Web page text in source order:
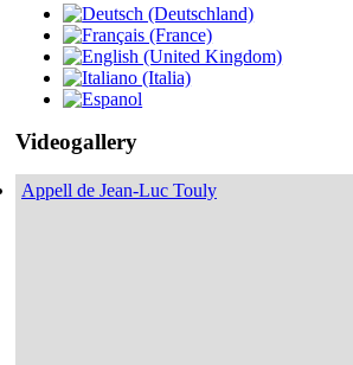
Videogallery
Appell de Jean-Luc Touly